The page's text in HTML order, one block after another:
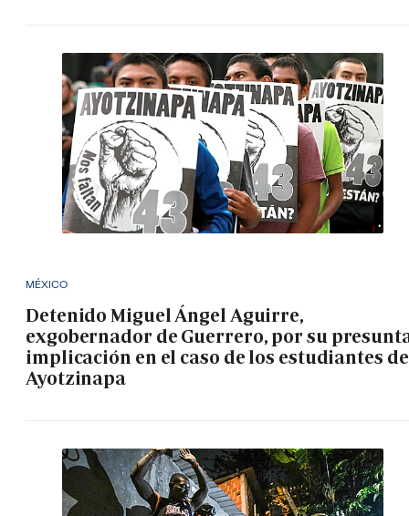
MÉXICO
Detenido Miguel Ángel Aguirre,
exgobernador de Guerrero, por su
implicación en el caso de los estudiantes de
Ayotzinapa